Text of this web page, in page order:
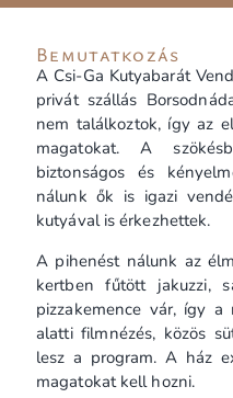
Bemutatkozás
A Csi-Ga Kutyabarát
privát szállás
nem találkoztok, így az
magatokat. A
biztonságos és
nálunk ők is igazi
kutyával is érkezhettek.
A pihenést nálunk az
kertben fűtött jakuzzi,
pizzakemence vár, így
alatti filmnézés, közös
lesz a program. A ház
magatokat kell hozni.